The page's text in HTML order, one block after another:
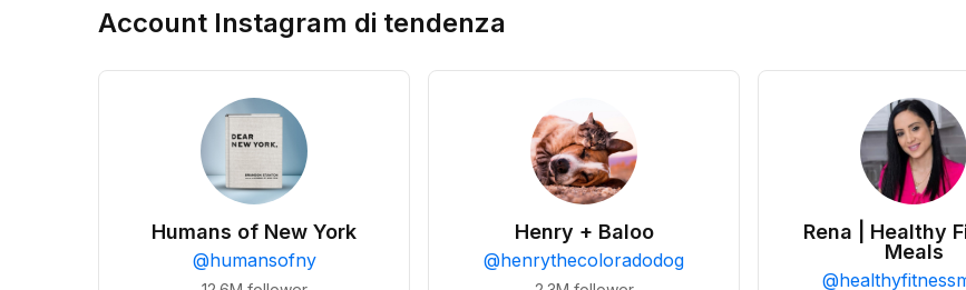
Account Instagram di tendenza
Humans of New York
@humansofny
Henry + Baloo
@henrythecoloradodog
Rena | Healthy
Meals
@